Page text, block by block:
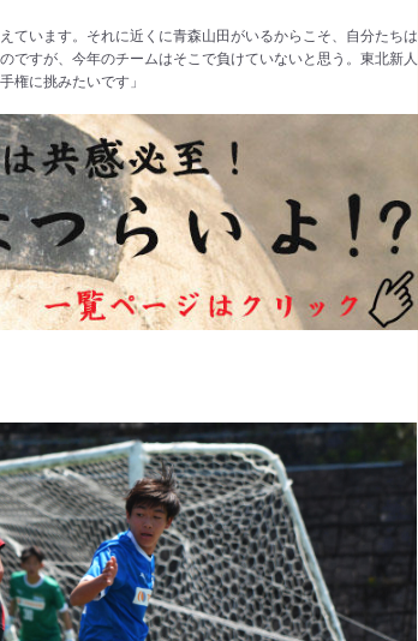
ています。それに近くに青森山田がいるからこそ、自分たちは
すが、今年のチームはそこで負けていないと思う。東北新人
権に挑みたいです」